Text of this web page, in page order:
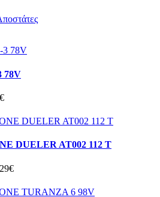
78V
DUELER AT002 112 T